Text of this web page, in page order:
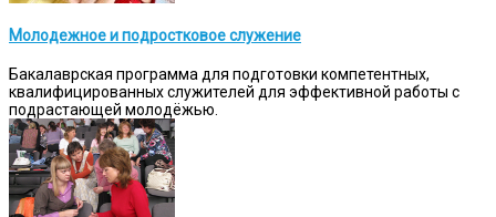
Молодежное и подростковое служение
Бакалаврская программа для подготовки компетентных,
квалифицированных служителей для эффективной работы с
подрастающей молодёжью.